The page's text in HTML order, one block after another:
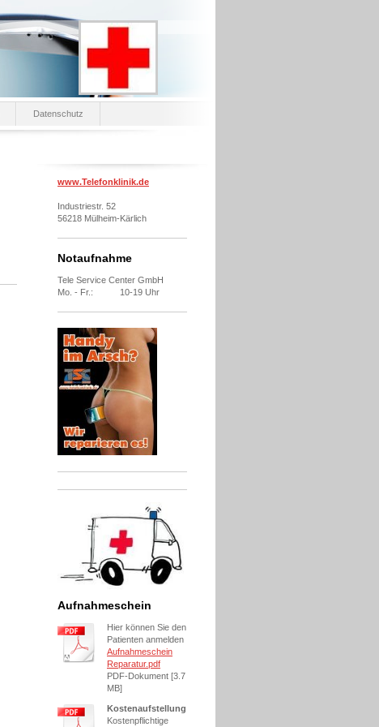
Datenschutz
www.Telefonklinik.de
Industriestr. 52
56218 Mülheim-Kärlich
Notaufnahme
Tele Service Center GmbH
Mo. - Fr.: 10-19 Uhr
Aufnahmeschein
Hier können Sie den
Patienten anmelden
Aufnahmeschein
Reparatur.pdf
PDF-Dokument [3.7
MB]
Kostenaufstellung
Kostenpflichtige